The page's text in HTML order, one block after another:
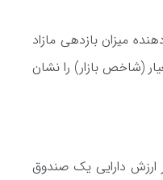
میزان بازدهی مازاد
(شاخص بازار) را نشان
ارزش دارایی یک صندوق